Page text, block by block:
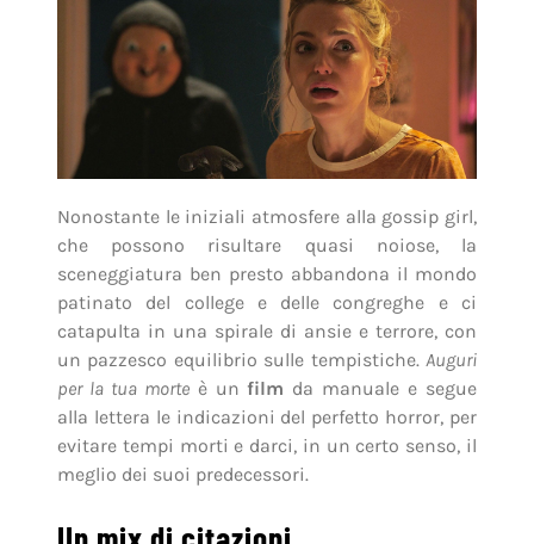
Nonostante le iniziali atmosfere alla gossip girl,
che possono risultare quasi noiose, la
sceneggiatura ben presto abbandona il mondo
patinato del college e delle congreghe e ci
catapulta in una spirale di ansie e terrore, con
un pazzesco equilibrio sulle tempistiche.Auguri
per la tua morteè un film da manuale e segue
alla lettera le indicazioni del perfetto horror, per
evitare tempi morti e darci, in un certo senso, il
meglio dei suoi predecessori.